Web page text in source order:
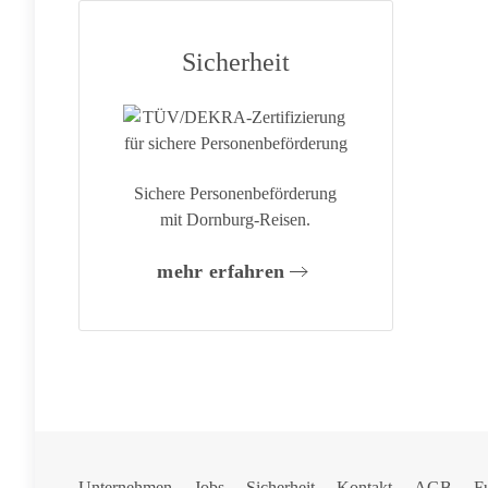
Sicherheit
Sichere Personenbeförderung
mit Dornburg-Reisen.
mehr erfahren